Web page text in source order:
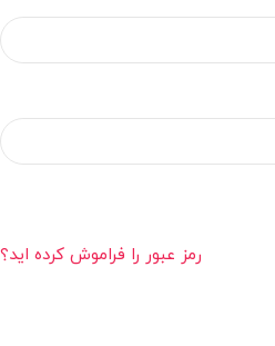
رمز عبور را فراموش کرده اید؟